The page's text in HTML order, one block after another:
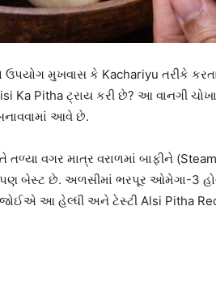
ઉપયોગ મુખવાસ કે Kachariyu તરીકે
Ka Pitha ટ્રાય કરી છે? આ વાનગી
આવે છે.
વગર માત્ર વરાળમાં બાફીને
બેસ્ટ છે. અળસીમાં ભરપૂર ઓમેગા-3
જોઈએ આ હેલ્ધી અને ટેસ્ટી Alsi Pitha